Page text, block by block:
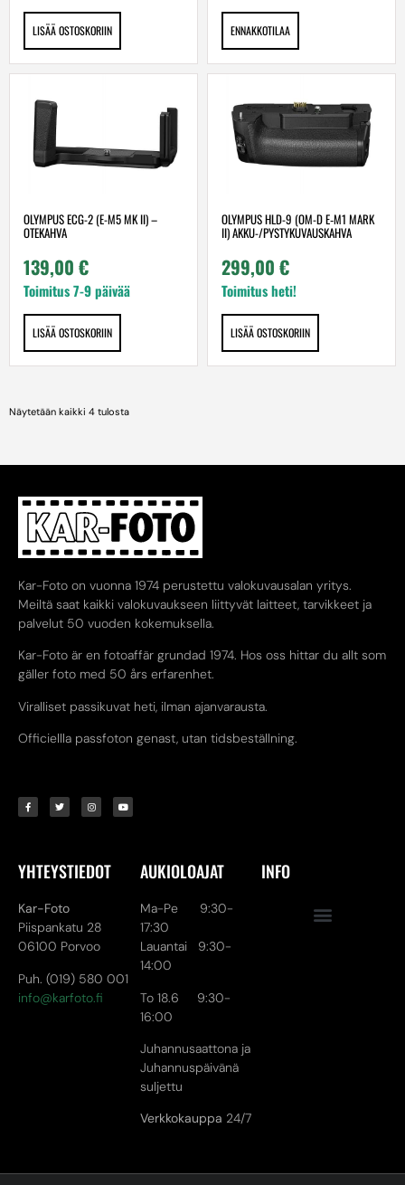
LISÄÄ OSTOSKORIIN ENNAKKOTILAA
OLYMPUS ECG-2 (E-M5 MK II) –
OTEKAHVA
139,00 €
Toimitus 7-9 päivää
LISÄÄ OSTOSKORIIN
OLYMPUS HLD-9 (OM-D E‑M1 MARK
II) AKKU-/PYSTYKUVAUSKAHVA
299,00 €
Toimitus heti!
LISÄÄ OSTOSKORIIN
Näytetään kaikki 4 tulosta
Kar-Foto on vuonna 1974 perustettu valokuvausalan yritys.
Meiltä saat kaikki valokuvaukseen liittyvät laitteet, tarvikkeet ja
palvelut 50 vuoden kokemuksella.
Kar-Foto är en fotoaffär grundad 1974. Hos oss hittar du allt som
gäller foto med 50 års erfarenhet.
Viralliset passikuvat heti, ilman ajanvarausta.
Officiellla passfoton genast, utan tidsbeställning.
YHTEYSTIEDOT
Kar-Foto
Piispankatu 28
06100 Porvoo
Puh. (019) 580 001
info@karfoto.fi
AUKIOLOAJAT
Ma-Pe 9:30-
17:30
Lauantai 9:30-
14:00
To 18.6 9:30-
16:00
Juhannusaattona ja
Juhannuspäivänä
suljettu
Verkkokauppa 24/7
INFO